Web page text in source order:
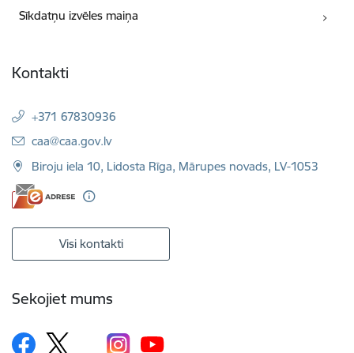
Sīkdatņu izvēles maiņa
Kontakti
+371 67830936
E-pasts:
caa@caa.gov.lv
Biroju iela 10, Lidosta Rīga, Mārupes novads, LV-1053
Visi kontakti
Sekojiet mums